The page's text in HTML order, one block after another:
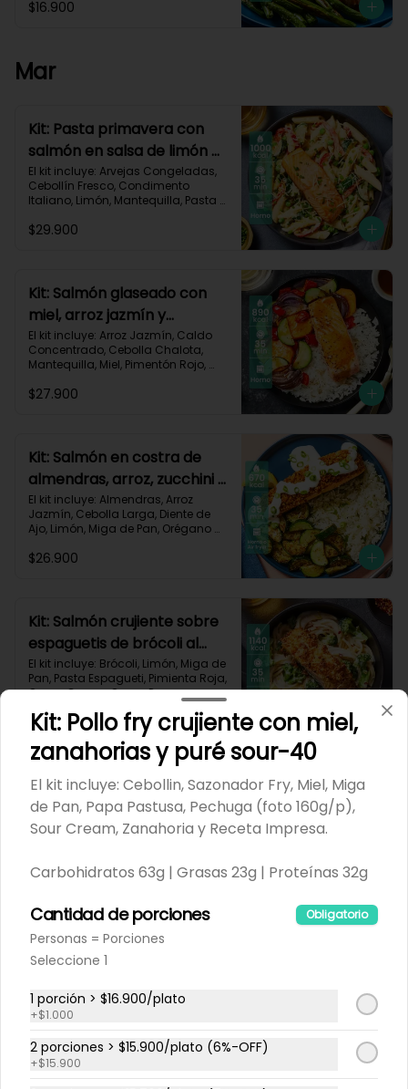
Impresa.
$16.900
Mar
Kit: Pasta primavera con
salmón en salsa de limón y
vegetales asados-123
El kit incluye: Arvejas Congeladas,
Cebollín Fresco, Condimento
Italiano, Limón, Mantequilla, Pasta
Queso Parmesano, Salmón (120g/p
Carbohidratos 96g | Grasas 48g |
Proteínas 51g
$29.900
Kit: Salmón glaseado con
miel, arroz jazmín y
vegetales horneados-121
El kit incluye: Arroz Jazmín, Caldo
Concentrado, Cebolla Chalota,
Mantequilla, Miel, Pimentón Rojo,
Zanahoria, Zucchini Verde, Receta
Proteínas 35g
$27.900
Kit: Salmón en costra de
almendras, arroz, zucchini y
salsa de limón-126
El kit incluye: Almendras, Arroz
Jazmín, Cebolla Larga, Diente de
Ajo, Limón, Miga de Pan, Orégano
congelado), Sour Cream, Zucchini
Proteínas 36g
$26.900
Kit: Salmón crujiente sobre
espaguetis de brócoli al
limón-122
El kit incluye: Brócoli, Limón, Miga de
Pan, Pasta Espagueti, Pimienta Roja,
Queso Crema, Queso Parmesano,
Receta Impresa
Carbohidratos 91g	| Grasas 64g |
$25.900
Kit: Espagueti cremoso con
camarones al limón, maíz y
zucchini-151
El kit incluye: Camarones (130g/p -
peso congelado), Cebolla Chalota,
Limón, Maíz, Pasta Espagueti, Perejil
Fresco, Queso Parmesano, Zucchini
680 kcal	| Carbohidratos 84g |
Grasas 21g | Proteínas 35g
Kit: Arroz jazmín con
camarones, crema agria y
cilantro-69
El kit incluye: Arroz Jazmín, Caldo de
Pollo, Camarones (130g/p - peso
congelado), Cebolla Chalota,
Cilantro, Diente de Ajo, Limón, Pasta
de Tomate, Pimentón Verde, Smoky
Cinnamon Paprika, Sour Cream,
Receta impresa.
$19.900
Kit: Pollo fry crujiente con miel,
zanahorias y puré sour-40
El kit incluye: Cebollin, Sazonador Fry, Miel, Miga
de Pan, Papa Pastusa, Pechuga (foto 160g/p),
Sour Cream, Zanahoria y Receta Impresa.
Carbohidratos 63g | Grasas 23g | Proteínas 32g
Cantidad de porciones Obligatorio
Personas = Porciones
Seleccione 1
1 porción > $16.900/plato
+$1.000
2 porciones > $15.900/plato (6%-OFF)
+$15.900